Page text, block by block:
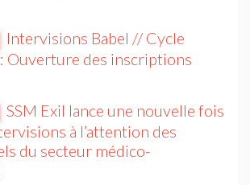
Intervisions Babel // Cycle
des inscriptions
SSM Exil lance une nouvelle fois
à l’attention des
du secteur médico-